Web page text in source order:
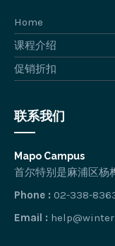
Home
课程介绍
促销折扣
联系我们
Mapo Campus
首尔特别是麻浦区杨
Phone : 02-338-
Email :